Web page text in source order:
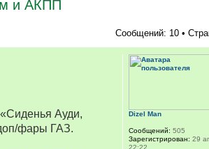
и АКПП
Сообщений: 10 •
Ауди,
фары ГАЗ.
Dizel Man
Сообщений: 505
Зарегистрирован: 29
22:22